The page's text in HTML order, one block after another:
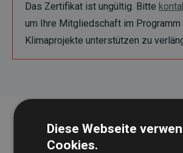
Das Zertifikat ist ungültig. Bitte
um Ihre Mitgliedschaft im
Klimaprojekte unterstützen zu
Diese Webseite
Cookies.